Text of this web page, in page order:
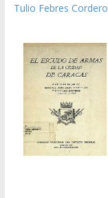
Tulio Febres Cordero